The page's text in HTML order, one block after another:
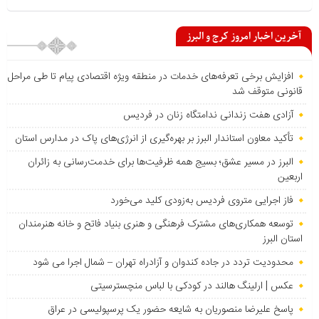
آخرین اخبار امروز کرج و البرز
افزایش برخی تعرفه‌های خدمات در منطقه ویژه اقتصادی پیام تا طی مراحل
قانونی متوقف شد
آزادی هفت زندانی ندامتگاه زنان در فردیس
تأکید معاون استاندار البرز بر بهره‌گیری از انرژی‌های پاک در مدارس استان
البرز در مسیر عشق؛ بسیج همه ظرفیت‌ها برای خدمت‌رسانی به زائران
اربعین
فاز اجرایی متروی فردیس به‌زودی کلید می‌خورد
توسعه همکاری‌های مشترک فرهنگی و هنری بنیاد فاتح و خانه هنرمندان
استان البرز
محدودیت تردد در جاده کندوان و آزادراه تهران – شمال اجرا می شود
عکس | ارلینگ هالند در کودکی با لباس منچسترسیتی
پاسخ علیرضا منصوریان به شایعه حضور یک پرسپولیسی در عراق